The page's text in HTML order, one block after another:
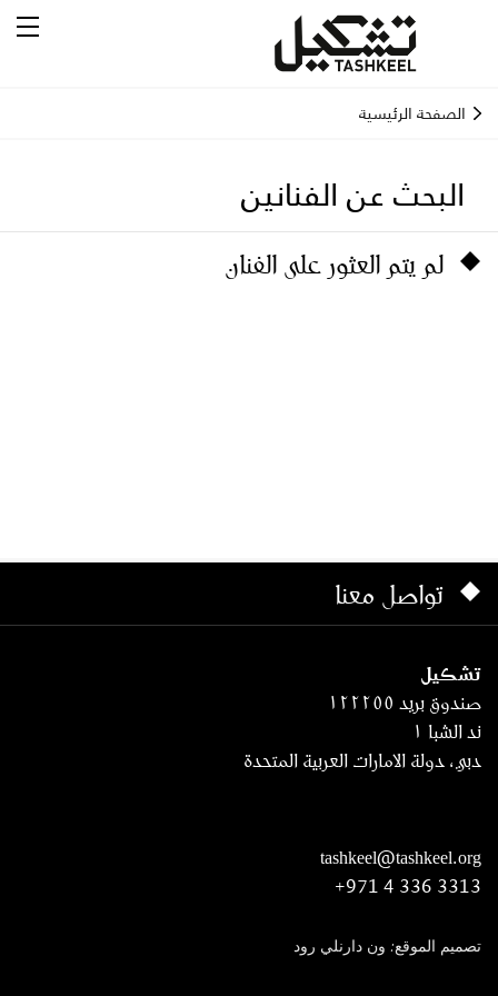
الصفحة الرئيسية
البحث عن الفنانين
لم يتم العثور على الفنان
تواصل معنا
تشكيل
صندوق بريد ١٢٢٢٥٥
ند الشبا ١
دبي، دولة الامارات العربية المتحدة
tashkeel@tashkeel.org
+971 4 336 3313
تصميم الموقع: ون دارنلي رود